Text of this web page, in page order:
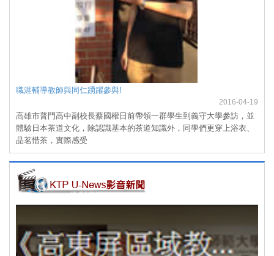
職涯輔導教師與同仁踴躍參與!
2016-04-19
高雄市普門高中副校長蔡國權日前帶領一群學生到義守大學參訪，並
體驗日本茶道文化，除認識基本的茶道知識外，同學們更穿上浴衣、
品茗惜茶，實際感受